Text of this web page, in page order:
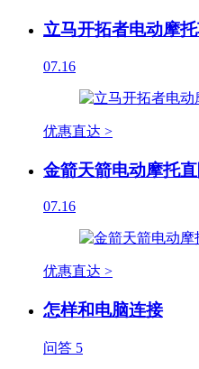
立马开拓者电动摩
07.16
优惠直达 >
金箭天箭电动摩托
07.16
优惠直达 >
怎样和电脑连接
问答 5